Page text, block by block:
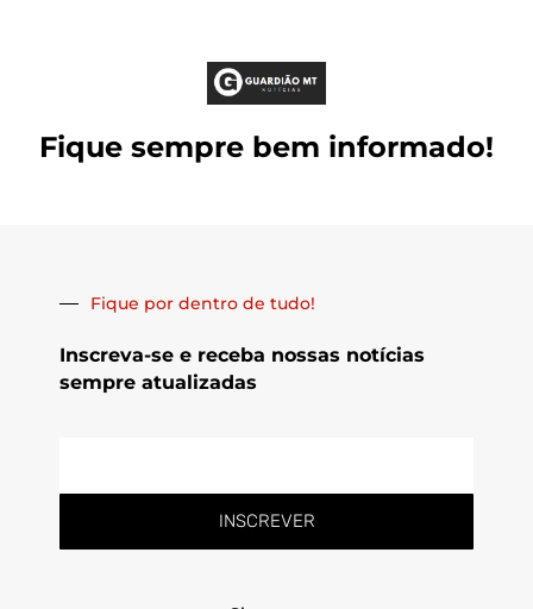
Fique sempre bem informado!
Fique por dentro de tudo!
Inscreva-se e receba nossas notícias
sempre atualizadas
INSCREVER